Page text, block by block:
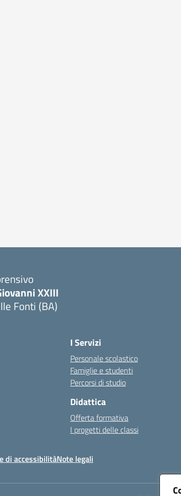
XXIII
Fonti (BA)
I Servizi
Personale scolastico
Famiglie e studenti
Percorsi di studio
Didattica
Offerta formativa
I progetti delle classi
di accessibilitàNote legali